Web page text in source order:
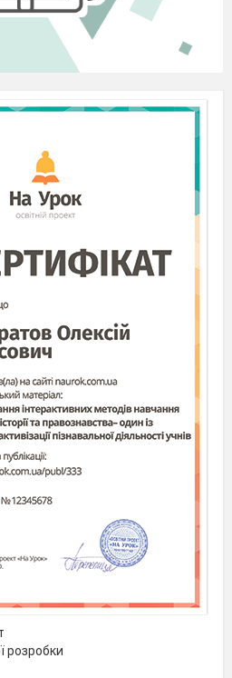
науково-методичною
науково-
районний
кабінет»
районної ради
від 08 лютого
Зміст
тематичне
уроків до розділу
культурний
конспект уроку з
Індії у
десяткової
обчислення, шахів.
розробки